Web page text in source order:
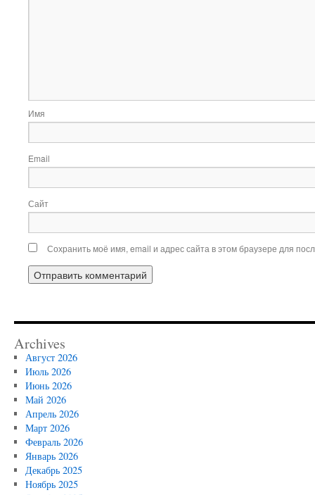
Имя
Email
Сайт
Сохранить моё имя, email и адрес сайта в этом браузере для
Archives
Август 2026
Июль 2026
Июнь 2026
Май 2026
Апрель 2026
Март 2026
Февраль 2026
Январь 2026
Декабрь 2025
Ноябрь 2025